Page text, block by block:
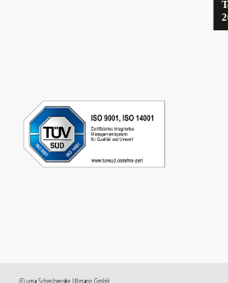
©umaSchreibgeräte Ullmann GmbH